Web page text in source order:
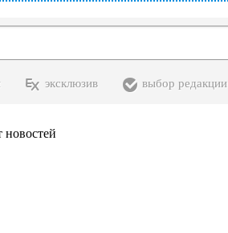
эксклюзив выбор редакции